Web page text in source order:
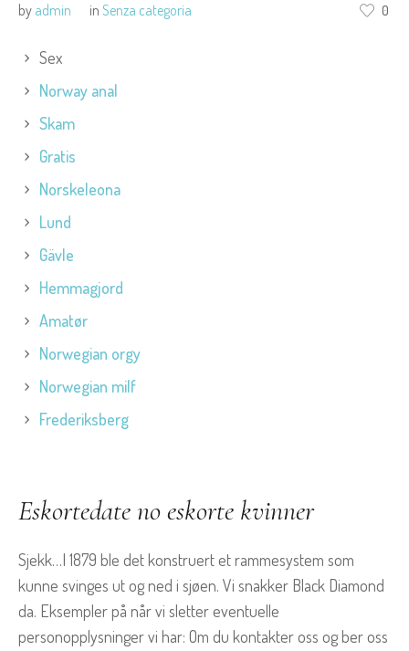
by admin in Senza categoria 0
Sex
Norway anal
Skam
Gratis
Norskeleona
Lund
Gävle
Hemmagjord
Amatør
Norwegian orgy
Norwegian milf
Frederiksberg
Eskortedate no eskorte kvinner
Sjekk…I 1879 ble det konstruert et rammesystem som
kunne svinges ut og ned i sjøen. Vi snakker Black Diamond
da. Eksempler på når vi sletter eventuelle
personopplysninger vi har: Om du kontakter oss og ber oss